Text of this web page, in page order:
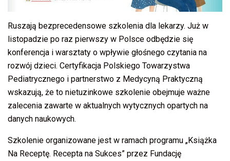
Ruszają bezprecedensowe szkolenia dla lekarzy. Już w
listopadzie po raz pierwszy w Polsce odbędzie się
konferencja i warsztaty o wpływie głośnego czytania na
rozwój dzieci. Certyfikacja Polskiego Towarzystwa
Pediatrycznego i partnerstwo z Medycyną Praktyczną
wskazują, że to nietuzinkowe szkolenie obejmuje ważne
zalecenia zawarte w aktualnych wytycznych opartych na
danych naukowych.
Szkolenie organizowane jest w ramach programu „Książka
Na Receptę. Recepta na Sukces” przez Fundację